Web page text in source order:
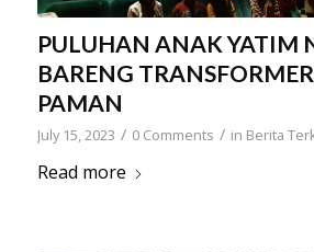
PULUHAN ANAK YATIM
BARENG
PAMAN
July 15, 2023 / 0 Comments / in Berita
Read more